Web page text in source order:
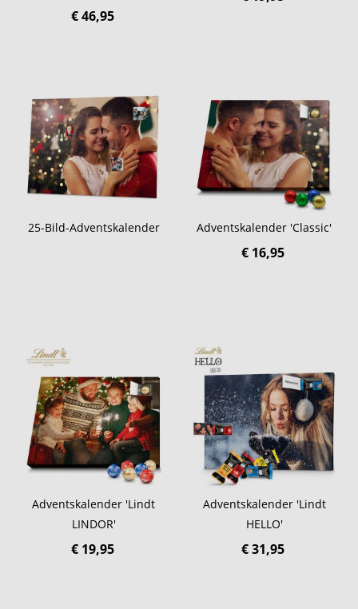
€ 46,95
25-Bild-Adventskalender Adventskalender 'Classic'
€ 16,95
Adventskalender 'Lindt
LINDOR'
€ 19,95
Adventskalender 'Lindt
HELLO'
€ 31,95